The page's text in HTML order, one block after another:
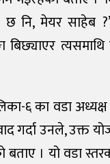
नि, मेयर साहेब ?’
बिछ्याएर
६ का वडा
गर्दा उनले, उक्त
बताए । यो वडा